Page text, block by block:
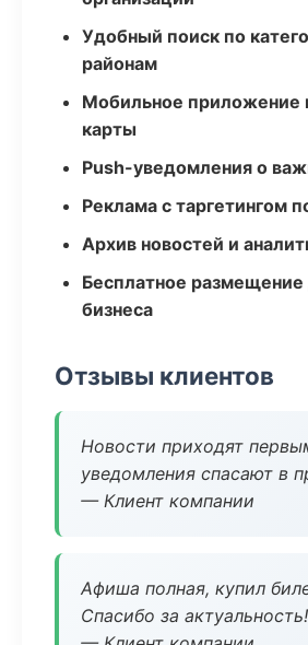
Удобный поиск по
районам
Мобильное приложение
карты
Push-уведомления о
Реклама с таргетингом
Архив новостей и
Бесплатное размещение
бизнеса
Отзывы клиентов
Новости приходят
уведомления спасают в
— Клиент компании
Афиша полная, купил
Спасибо за актуальность!